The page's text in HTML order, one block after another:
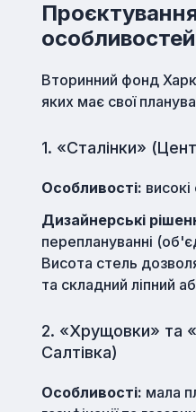
Вторинний фонд
яких має свої
1. «Сталінки»
Особливості:
Дизайнерські
переплануванні
Висота стель
та складний ліпний
2. «Хрущовки» та
Салтівка)
Особливості: мала